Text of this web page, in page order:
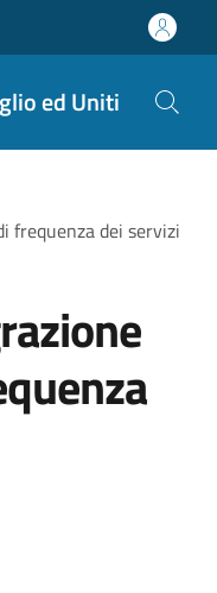
ed Uniti
frequenza dei servizi